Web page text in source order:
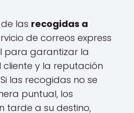
las recogidas a
de correos express
para garantizar la
y la reputación
las recogidas no se
puntual, los
tarde a su destino,